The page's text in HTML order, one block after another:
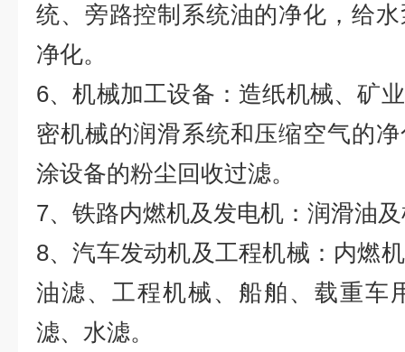
统、旁路控制系统油的净化，给
净化。
6、机械加工设备：造纸机械、矿
密机械的润滑系统和压缩空气的
涂设备的粉尘回收过滤。
7、铁路内燃机及发电机：润滑油
8、汽车发动机及工程机械：内燃
油滤、工程机械、船舶、载重车
滤、水滤。